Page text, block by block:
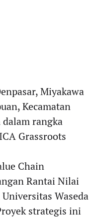
Miyakawa
Kecamatan
rangka
Grassroots
Chain
Rantai Nilai
Waseda
strategis ini